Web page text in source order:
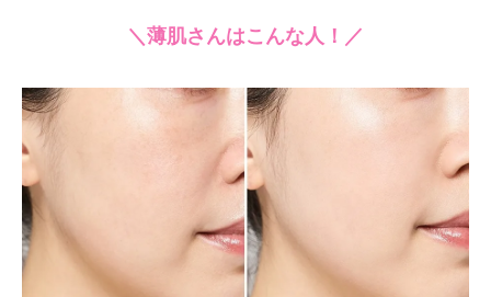
＼薄肌さんはこんな人！／